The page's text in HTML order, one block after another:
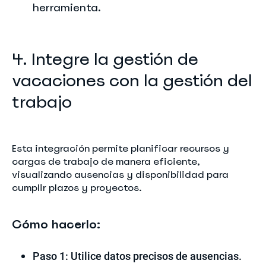
herramienta.
4. Integre la gestión de
vacaciones con la gestión del
trabajo
Esta integración permite planificar recursos y
cargas de trabajo de manera eficiente,
visualizando ausencias y disponibilidad para
cumplir plazos y proyectos.
Cómo hacerlo:
Paso 1: Utilice datos precisos de ausencias.